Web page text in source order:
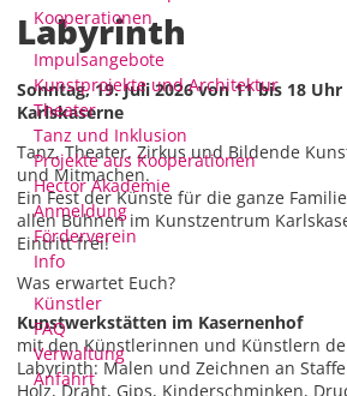
Kooperationen
Impulsangebote
Kunstprojekte und Architektur
Theater
Tanz und Inklusion
Projekte aus Kooperationen
Hector Akademie
Anmeldung
Förderverein
Info
Künstler
FAQ
Verwaltung
Anfahrt
Labyrinth
Sonntag, 19. Juli 2026 von 11 bis 18
Karlskaserne
Tanz, Theater, Zirkus und Bildende
und Mitmachen.
Ein Fest der Künste für die ganze
allen Bühnen im Kunstzentrum
Eintritt frei!
Was erwartet Euch?
Kunstwerkstätten im Kasernenhof
mit den Künstlerinnen und Künstlern
Labyrinth: Malen und Zeichnen an
Holz, Draht, Gips, Kinderschminken,